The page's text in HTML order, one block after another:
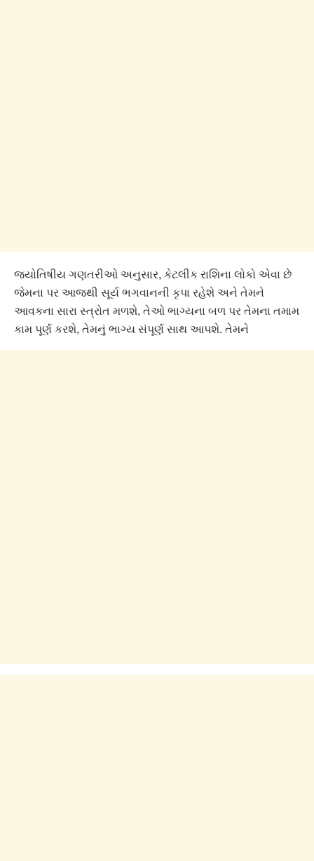
જ્યોતિષીય ગણતરીઓ અનુસાર, કેટલીક રાશિના લોકો એવા છે
જેમના પર આજથી સૂર્ય ભગવાનની કૃપા રહેશે અને તેમને
આવકના સારા સ્ત્રોત મળશે, તેઓ ભાગ્યના બળ પર તેમના તમામ
કામ પૂર્ણ કરશે, તેમનું ભાગ્ય સંપૂર્ણ સાથ આપશે. તેમને